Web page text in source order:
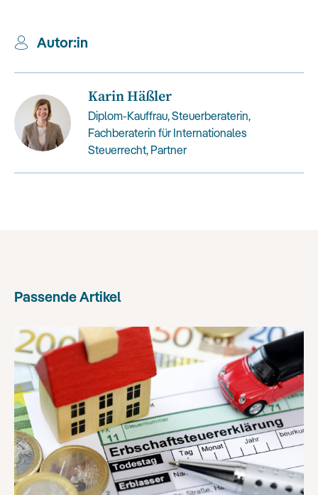
Autor:in
Karin Häßler
Diplom-Kauffrau, Steuerberaterin,
Fachberaterin für Internationales
Steuerrecht, Partner
Passende Artikel